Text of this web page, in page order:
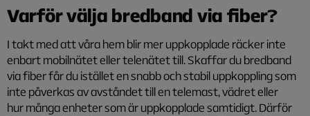
Varför välja bredband via fiber?
I takt med att våra hem blir mer uppkopplade räcker inte
enbart mobilnätet eller telenätet till. Skaffar du bredband
via fiber får du istället en snabb och stabil uppkoppling som
inte påverkas av avståndet till en telemast, vädret eller
hur många enheter som är uppkopplade samtidigt. Därför